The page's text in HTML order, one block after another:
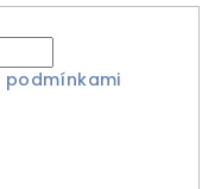
podmínkami